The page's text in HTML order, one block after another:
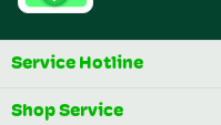
Service Hotline
Shop Service